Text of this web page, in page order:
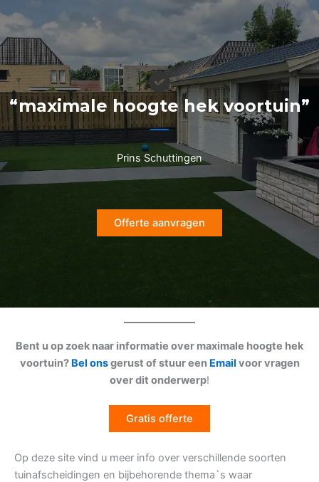
naar
de
inhoud
“maximale hoogte hek voortuin”
Prins Schuttingen
Offerte aanvragen
Bent u op zoek naar informatie over maximale hoogte hek
voortuin? Bel onsgerust of stuur een Email voor vragen
over dit onderwerp!
Gratis offerte
Op deze site vind u meer info over verschillende soorten
tuinafscheidingen en bijbehorende thema`s waar